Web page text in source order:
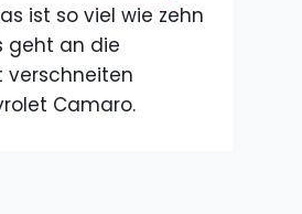
ist so viel wie zehn
geht an die
verschneiten
Camaro.